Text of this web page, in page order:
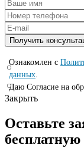
Ознакомлен с
данных.
Даю Согласие на
Закрыть
Оставьте